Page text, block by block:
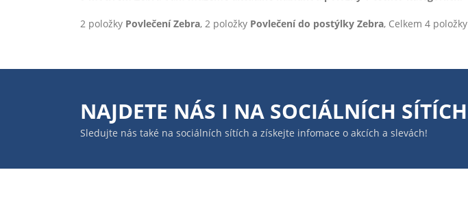
2 položky Povlečení Zebra, 2 položky Povlečení do postýlky Zebra, Celkem 4 položky
NAJDETE NÁS I NA SOCIÁLNÍCH SÍTÍCH
Sledujte nás také na sociálních sítích a získejte infomace o akcích a slevách!